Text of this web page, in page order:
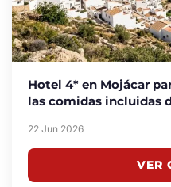
Hotel 4* en Mojácar
las comidas incluidas
22 Jun 2026
VER